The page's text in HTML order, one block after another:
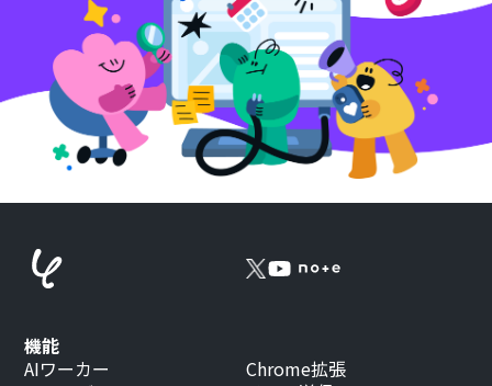
機能
AIワーカー
Chrome拡張